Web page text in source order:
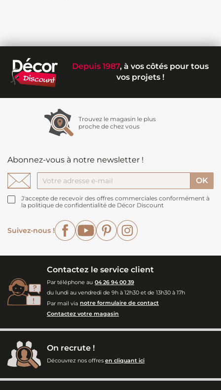
Depuis 1987, à vos côtés pour tous
vos projets !
Trouvez le magasin le plus
proche de chez vous
Abonnez-vous à notre newsletter !
J'accepte de recevoir des offres commerciales conformément à
la politique de confidentialité de Décor Discount
Suivez-nous !
FacebookYouTubePinterest
Contactez le service client
Par téléphone au 04 26 94 00 39
du lundi au vendredi de 9h à 12h30 et de 13h30 à 17h
Par mail via notre formulaire de contact
Contactez votre magasin
On recrute !
Découvrez nos offres en cliquant ici